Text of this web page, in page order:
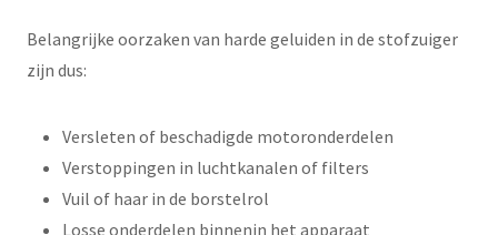
Belangrijke oorzaken van harde geluiden in de stofzuiger
zijn dus:
Versleten of beschadigde motoronderdelen
Verstoppingen in luchtkanalen of filters
Vuil of haar in de borstelrol
Losse onderdelen binnenin het apparaat